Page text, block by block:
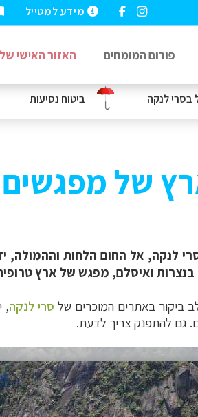
בסרי לנקה ביטוח נסיעות
מידע למטייל
פורום המומחים האזור האישי
של מפגשים
לנקה, אל החום הלחות וההמולה,
ואיסלם, מפגש של ארץ
ביקור באתרים המוכרים של סרי לנקה,
גם להתפנק צריך לדעת.